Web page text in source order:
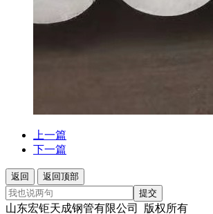
上一篇
下一篇
返回
返回顶部
提交
山东宏钜天成钢管有限公司 版权所有